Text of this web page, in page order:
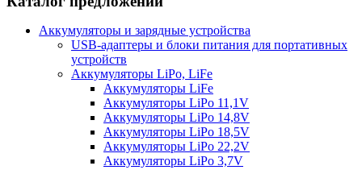
Аккумуляторы и зарядные устройства
USB-адаптеры и блоки питания для портативных
устройств
Аккумуляторы LiPo, LiFe
Аккумуляторы LiFe
Аккумуляторы LiPo 11,1V
Аккумуляторы LiPo 14,8V
Аккумуляторы LiPo 18,5V
Аккумуляторы LiPo 22,2V
Аккумуляторы LiPo 3,7V